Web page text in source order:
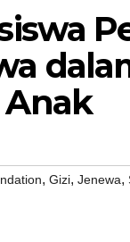
, Gizi, Jenewa,